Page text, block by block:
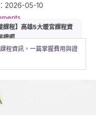
2026-05-10
課程】高雄5大暖宮課程資
證照
程資訊，一篇掌握費用與證